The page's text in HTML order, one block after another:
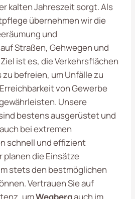
kalten Jahreszeit sorgt. Als
übernehmen wir die
und
Straßen, Gehwegen und
ist es, die Verkehrsflächen
zu befreien, um Unfälle zu
von Gewerbe
Unsere
bestens ausgerüstet und
bei extremen
schnell und effizient
die Einsätze
stets den bestmöglichen
Vertrauen Sie auf
umWegbergauch im